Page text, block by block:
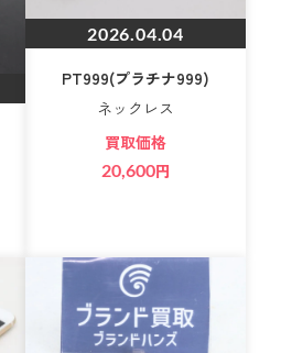
2026.04.04
PT999(プラチナ999)
ネックレス
買取価格
20,600円